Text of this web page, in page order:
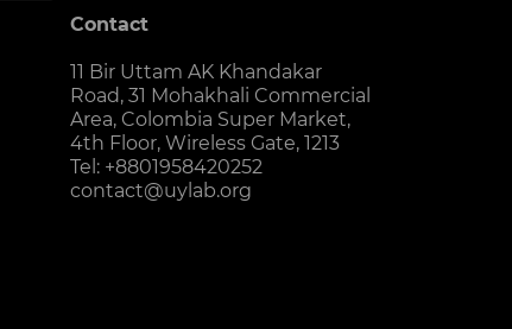
Contact
11 Bir Uttam AK Khandakar
Road, 31 Mohakhali Commercial
Area, Colombia Super Market,
4th Floor, Wireless Gate, 1213
Tel: +8801958420252
contact@uylab.org